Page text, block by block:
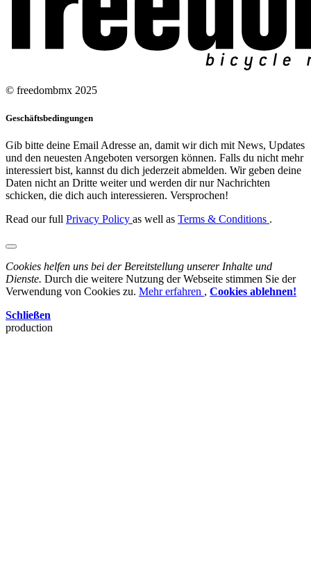
© freedombmx 2025
Geschäftsbedingungen
Gib bitte deine Email Adresse an, damit wir dich mit News, Updates
und den neuesten Angeboten versorgen können. Falls du nicht mehr
interessiert bist, kannst du dich jederzeit abmelden. Wir geben deine
Daten nicht an Dritte weiter und werden dir nur Nachrichten
schicken, die dich auch interessieren. Versprochen!
Read our full Privacy Policy as well as Terms & Conditions .
Cookies helfen uns bei der Bereitstellung unserer Inhalte und
Dienste. Durch die weitere Nutzung der Webseite stimmen Sie der
Verwendung von Cookies zu. Mehr erfahren , Cookies ablehnen!
Schließen
production